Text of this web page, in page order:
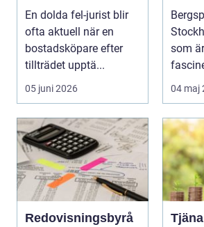
beviskrav och hur
ansvar fördelas vid
bostadsköp
En dolda fel-jurist blir
ofta aktuell när en
bostadsköpare efter
tillträdet upptä...
05 juni 2026
som
04 maj
Redovisningsbyrå